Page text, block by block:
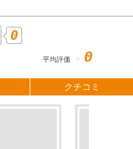
0
平均評価 ☆ 0
クチコミ